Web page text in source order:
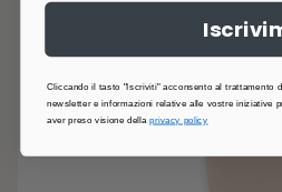
Cliccando il tasto "Iscriviti" acconsento al trattamento
newsletter e informazioni relative alle vostre iniziative
aver preso visione dellaprivacy policy